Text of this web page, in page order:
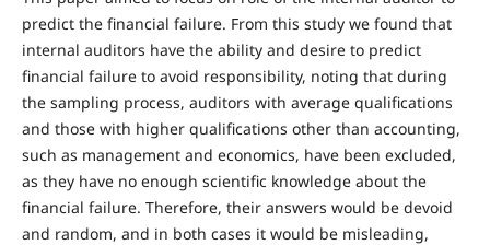
predict the financial failure. From this study we found that
internal auditors have the ability and desire to predict
financial failure to avoid responsibility, noting that during
the sampling process, auditors with average qualifications
and those with higher qualifications other than accounting,
such as management and economics, have been excluded,
as they have no enough scientific knowledge about the
financial failure. Therefore, their answers would be devoid
and random, and in both cases it would be misleading,